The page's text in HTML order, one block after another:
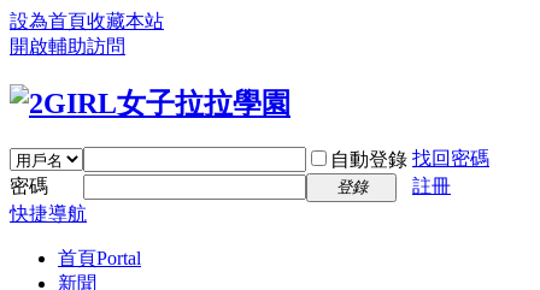
設為首頁收藏本站
開啟輔助訪問
自動登錄 找回密碼
密碼
登錄
註冊
快捷導航
首頁Portal
新聞